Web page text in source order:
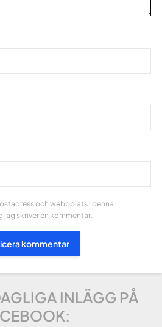
och webbplats i denna
skriver en kommentar.
INLÄGG PÅ